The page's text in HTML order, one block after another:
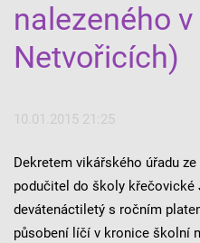
nalezeného
Netvořicích)
10.01.2015 21:25
Dekretem vikářského úřadu
podučitel do školy křečovické
devátenáctiletý s ročním
působení líčí v kronice školní